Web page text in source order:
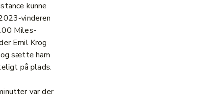
kunne
vinderen
Miles-
Emil Krog
sætte ham
på plads.
var der